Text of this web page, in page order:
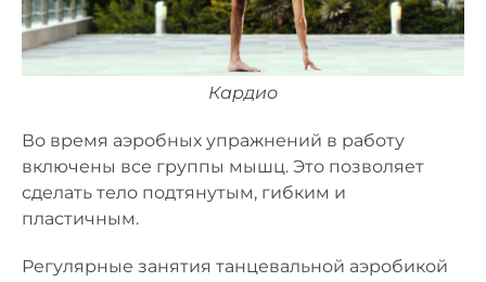
Кардио
Во время аэробных упражнений в работу
включены все группы мышц. Это позволяет
сделать тело подтянутым, гибким и
пластичным.
Регулярные занятия танцевальной аэробикой